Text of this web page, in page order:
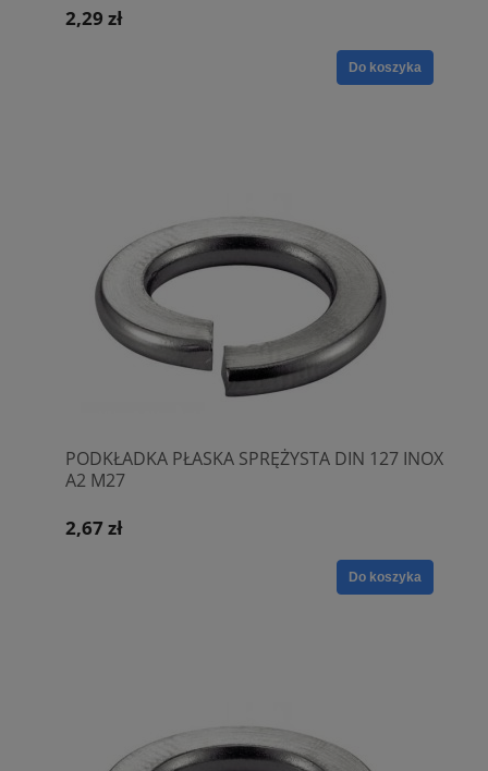
2,29 zł
Do koszyka
PODKŁADKA PŁASKA SPRĘŻYSTA DIN 127 INOX
A2 M27
2,67 zł
Do koszyka